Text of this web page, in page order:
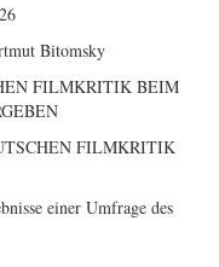
Bitomsky
FILMKRITIK BEIM
FILMKRITIK
einer Umfrage des